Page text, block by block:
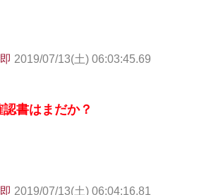
2019/07/13(土) 06:03:45.69
書はまだか？
2019/07/13(土) 06:04:16.81